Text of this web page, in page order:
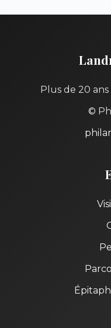
Plus de 20
©